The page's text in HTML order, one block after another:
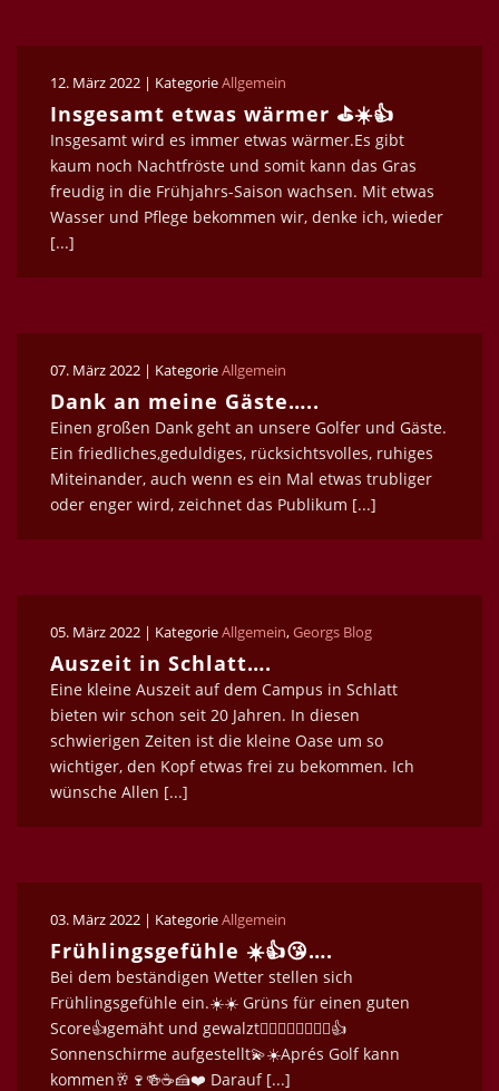
12. März 2022 | KategorieAllgemein
Insgesamt etwas wärmer ⛳️☀️👍
Insgesamt wird es immer etwas wärmer.Es gibt
kaum noch Nachtfröste und somit kann das Gras
freudig in die Frühjahrs-Saison wachsen. Mit etwas
Wasser und Pflege bekommen wir, denke ich, wieder
[...]
07. März 2022 | KategorieAllgemein
Dank an meine Gäste…..
Einen großen Dank geht an unsere Golfer und Gäste.
Ein friedliches,geduldiges, rücksichtsvolles, ruhiges
Miteinander, auch wenn es ein Mal etwas trubliger
oder enger wird, zeichnet das Publikum [...]
05. März 2022 | KategorieAllgemein,Georgs Blog
Auszeit in Schlatt….
Eine kleine Auszeit auf dem Campus in Schlatt
bieten wir schon seit 20 Jahren. In diesen
schwierigen Zeiten ist die kleine Oase um so
wichtiger, den Kopf etwas frei zu bekommen. Ich
wünsche Allen [...]
03. März 2022 | KategorieAllgemein
Frühlingsgefühle ☀️👍😘….
Bei dem beständigen Wetter stellen sich
Frühlingsgefühle ein.☀️☀️ Grüns für einen guten
Score👍gemäht und gewalzt🏌🏿‍♀️⛳️🏌🏿‍♀️⛳️👍
Sonnenschirme aufgestellt💫☀️Aprés Golf kann
kommen🥂🍷🍻☕️🍰❤️ Darauf [...]